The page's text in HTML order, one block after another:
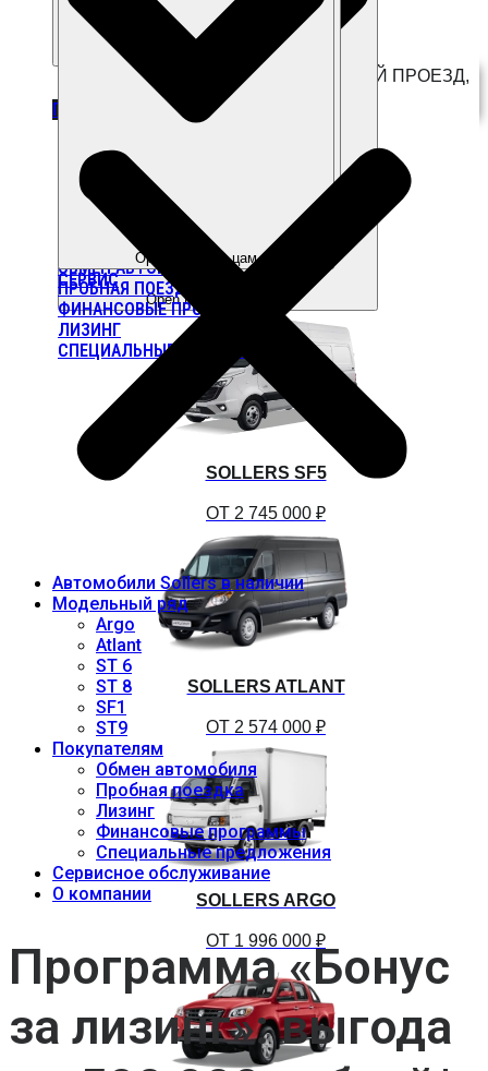
Г. КОТЕЛЬНИКИ, КОММЕРЧЕСКИЙ ПРОЕЗД,
ДОМ 10
ПРОЛОЖИТЬ МАРШРУТ
Open Модельный ряд
SOLLERS SF5
ОТ 2 745 000 ₽
SOLLERS ATLANT
ОТ 2 574 000 ₽
SOLLERS ARGO
ОТ 1 996 000 ₽
Open Покупателям
ОБМЕН АВТОМОБИЛЯ
ПРОБНАЯ ПОЕЗДКА
ФИНАНСОВЫЕ ПРОГРАММЫ
ЛИЗИНГ
СПЕЦИАЛЬНЫЕ ПРЕДЛОЖЕНИЯ
Open Владельцам
СЕРВИС
Автомобили Sollers в наличии
Модельный ряд
Argo
Atlant
ST 6
ST 8
SF1
ST9
Покупателям
Обмен автомобиля
Пробная поездка
Лизинг
Финансовые программы
Специальные предложения
Сервисное обслуживание
O компании
Программа «Бонус
за лизинг»: выгода